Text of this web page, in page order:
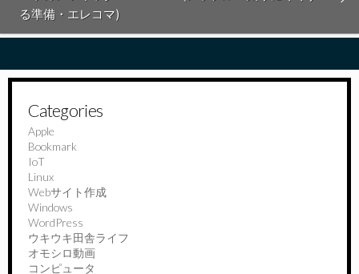
る準備・エレコマ)
Categories
Apple
Bookmark
IoT
Linux
Webサイト作成
Windows
WordPress
ウキウキ田舎ライフ
オモシロ動画
コンピュータ